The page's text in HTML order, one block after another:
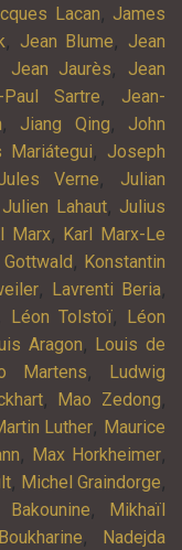
Lacan, James
, Jean Blume, Jean
Jean Jaurès, Jean
Paul Sartre, Jean-
, Jiang Qing, John
Mariátegui, Joseph
Verne, Julian
Julien Lahaut, Julius
Marx, Karl Marx-Le
, Konstantin
, Lavrenti Beria,
Léon Tolstoï,
Léon
Aragon, Louis de
Martens,
Ludwig
, Mao Zedong,
Luther, Maurice
, Max Horkheimer,
, Michel Graindorge,
Bakounine,
Mikhaïl
,
Nadejda